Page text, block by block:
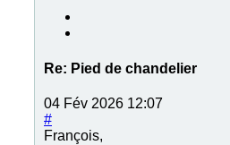
Re: Pied de chandelier
04 Fév 2026 12:07
#
François,